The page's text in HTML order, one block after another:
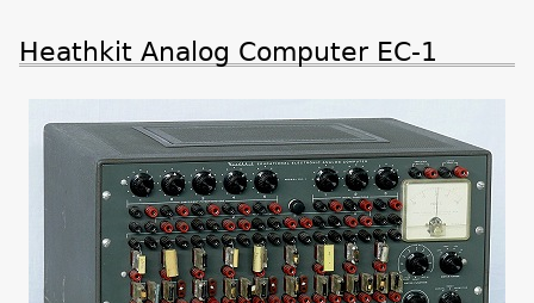
Heathkit Analog Computer EC-1